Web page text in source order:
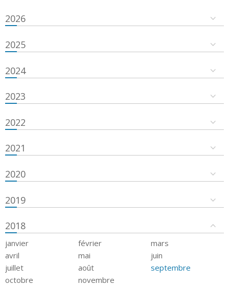
2026
2025
2024
2023
2022
2021
2020
2019
2018
janvier février
mars
avril
mai
juin
juillet
août
septembre
octobre
novembre